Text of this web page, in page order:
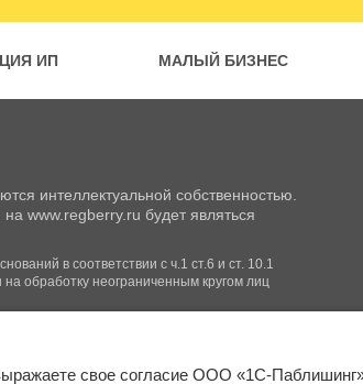
ИП МАЛЫЙ БИЗНЕС
интеллектуальной собственностью.
www.regberry.ru будет являться
в соответствии с ч.1 ст.6 и ст. 10.1
обработку неограниченным кругом лиц
в группусвое согласие ООО «1С-